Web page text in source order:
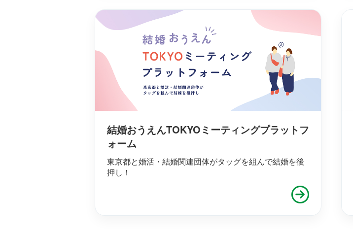
結婚おうえんTOKYOミーティングプラットフ
ォーム
東京都と婚活・結婚関連団体がタッグを組んで結婚を後
押し！